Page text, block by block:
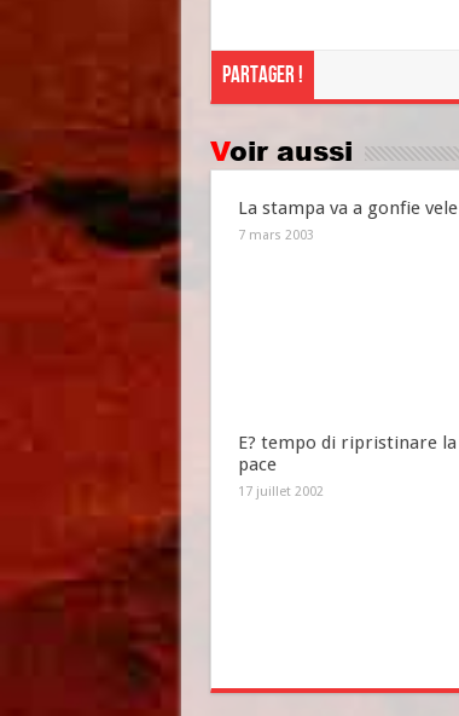
Partager !
Voir aussi
La stampa va a gonfie vele
7 mars 2003
E? tempo di ripristinare la
pace
17 juillet 2002